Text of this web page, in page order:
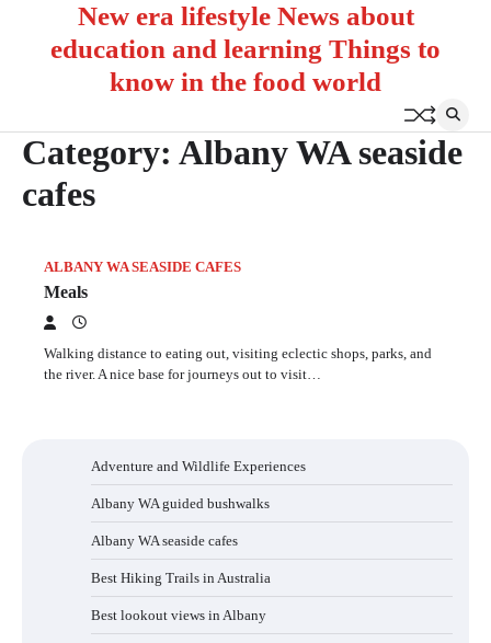
New era lifestyle News about
education and learning Things to
know in the food world
Category: Albany WA seaside
cafes
ALBANY WA SEASIDE CAFES
Meals
Walking distance to eating out, visiting eclectic shops, parks, and
the river. A nice base for journeys out to visit…
Adventure and Wildlife Experiences
Albany WA guided bushwalks
Albany WA seaside cafes
Best Hiking Trails in Australia
Best lookout views in Albany